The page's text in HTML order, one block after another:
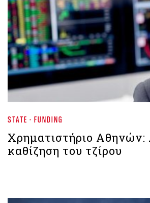
STATE - FUNDING
Xρηματιστήριο Αθηνών:
καθίζηση του τζίρου